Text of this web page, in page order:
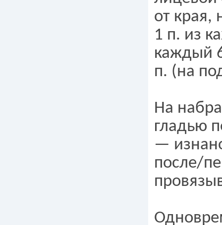
от края,
1 п. из
каждый
п. (на
На
гладью
—
после/